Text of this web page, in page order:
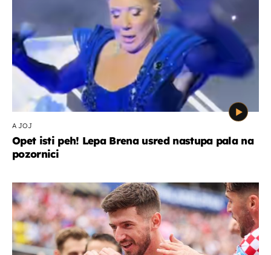
A JOJ
Opet isti peh! Lepa Brena usred nastupa pala na
pozornici